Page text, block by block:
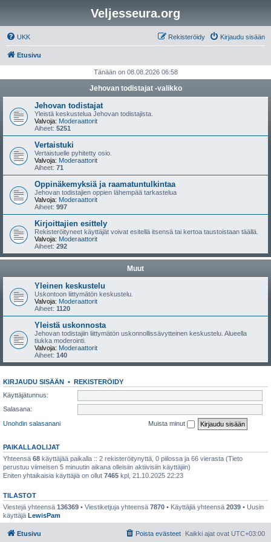
Veljesseura.org
UKK Kirjaudu sisään
Rekisteröidy
Etusivu
Tänään on 08.08.2026 06:58
Jehovan todistajat -valikko
Jehovan todistajat
Yleistä keskustelua Jehovan todistajista.
Valvoja: Moderaattorit
Aiheet: 5251
Vertaistuki
Vertaistuelle pyhitetty osio.
Valvoja: Moderaattorit
Aiheet: 71
Oppinäkemyksiä ja raamatuntulkintaa
Jehovan todistajien oppien lähempää tarkastelua
Valvoja: Moderaattorit
Aiheet: 997
Kirjoittajien esittely
Rekisteröityneet käyttäjät voivat esitellä itsensä tai kertoa taustoistaan täällä.
Valvoja: Moderaattorit
Aiheet: 292
Muut
Yleinen keskustelu
Uskontoon liittymätön keskustelu.
Valvoja: Moderaattorit
Aiheet: 1120
Yleistä uskonnosta
Jehovan todistajiin liittymätön uskonnollissävytteinen keskustelu. Alueella
tiukka moderointi.
Valvoja: Moderaattorit
Aiheet: 140
KIRJAUDU SISÄÄN • REKISTERÖIDY
Käyttäjätunnus:
Salasana:
Unohdin salasanani
Muista minut
PAIKALLAOLIJAT
Yhteensä 68 käyttäjää paikalla :: 2 rekisteröitynyttä, 0 piilossa ja 66 vierasta (Tieto
perustuu viimeisen 5 minuutin aikana olleisiin aktiivisiin käyttäjiin)
Eniten yhtaikaisia käyttäjiä on ollut 7465 kpl, 21.10.2025 22:23
TILASTOT
Viestejä yhteensä 136369 • Viestiketjuja yhteensä 7870 • Käyttäjiä yhteensä 2039 • Uusin
käyttäjä LewisPam
Etusivu Kaikki ajat ovat UTC+03:00
Poista evästeet